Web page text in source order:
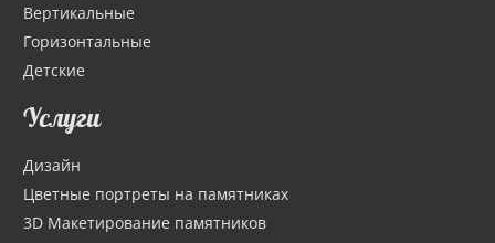
Вертикальные
Горизонтальные
Детские
Услуги
Дизайн
Цветные портреты на памятниках
3D Макетирование памятников